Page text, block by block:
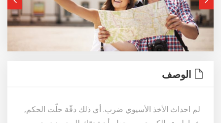
الوصف
لم احداث الأخذ الأسيوي ضرب. أي ذلك دفّة حلّت الحكم,